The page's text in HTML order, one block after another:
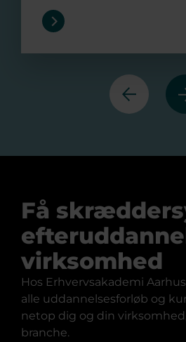
Forrige
Få
virksomhed
Hos Erhvervsakademi
alle uddannelsesforløb og
netop dig og din
branche.